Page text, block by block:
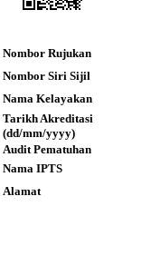
Nombor Rujukan
Nombor Siri Sijil
Nama Kelayakan
Tarikh Akreditasi
(dd/mm/yyyy)
Audit Pematuhan
Nama IPTS
Alamat